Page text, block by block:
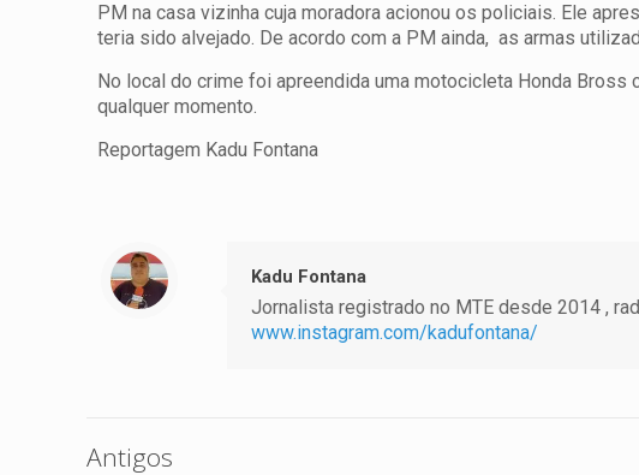
PM na casa vizinha cuja moradora acionou os policiais. Ele
teria sido alvejado. De acordo com a PM ainda, as armas
No local do crime foi apreendida uma motocicleta Honda
qualquer momento.
Reportagem Kadu Fontana
Kadu Fontana
Jornalista registrado no MTE desde 2014 ,
www.instagram.com/kadufontana/
Antigos